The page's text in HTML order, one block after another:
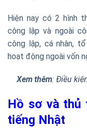
Hiện nay có 2 hình
công lập và ngoài
công lập, cá nhân,
hoạt động ngoài vốn
Xem thêm:Điều
Hồ sơ và thủ
tiếng Nhật